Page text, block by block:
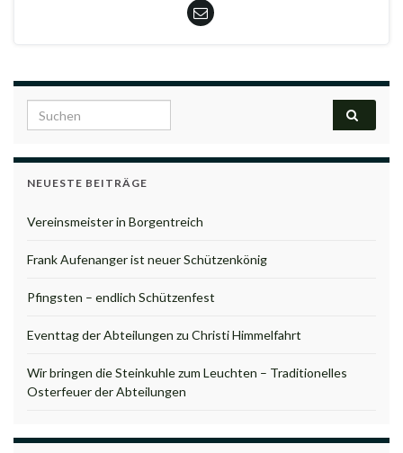
Search for:
NEUESTE BEITRÄGE
Vereinsmeister in Borgentreich
Frank Aufenanger ist neuer Schützenkönig
Pfingsten – endlich Schützenfest
Eventtag der Abteilungen zu Christi Himmelfahrt
Wir bringen die Steinkuhle zum Leuchten – Traditionelles
Osterfeuer der Abteilungen